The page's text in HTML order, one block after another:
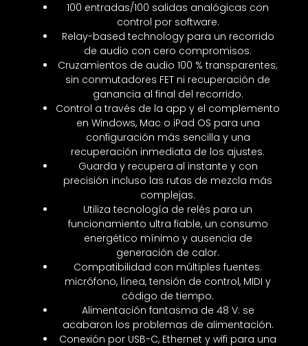
100 entradas/100 salidas analógicas con
control por software.
Relay-based technology para un recorrido
de audio con cero compromisos.
Cruzamientos de audio 100 % transparentes;
sin conmutadores FET ni recuperación de
ganancia al final del recorrido.
Control a través de la app y el complemento
en Windows, Mac o iPad OS para una
configuración más sencilla y una
recuperación inmediata de los ajustes.
Guarda y recupera al instante y con
precisión incluso las rutas de mezcla más
complejas.
Utiliza tecnología de relés para un
funcionamiento ultra fiable, un consumo
energético mínimo y ausencia de
generación de calor.
Compatibilidad con múltiples fuentes:
micrófono, línea, tensión de control, MIDI y
código de tiempo.
Alimentación fantasma de 48 V: se
acabaron los problemas de alimentación.
Conexión por USB-C, Ethernet y wifi para una